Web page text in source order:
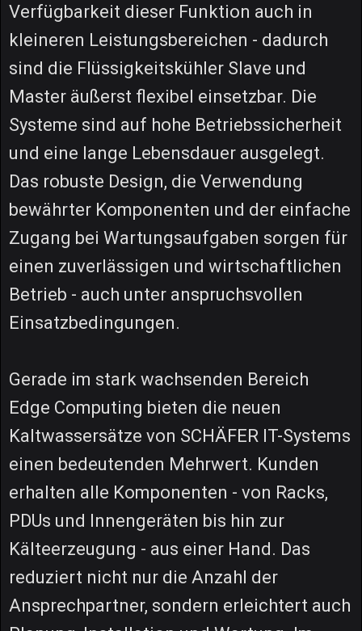
Verfügbarkeit dieser Funktion auch in
kleineren Leistungsbereichen - dadurch
sind die Flüssigkeitskühler Slave und
Master äußerst flexibel einsetzbar. Die
Systeme sind auf hohe Betriebssicherheit
und eine lange Lebensdauer ausgelegt.
Das robuste Design, die Verwendung
bewährter Komponenten und der einfache
Zugang bei Wartungsaufgaben sorgen für
einen zuverlässigen und wirtschaftlichen
Betrieb - auch unter anspruchsvollen
Einsatzbedingungen.
Gerade im stark wachsenden Bereich
Edge Computing bieten die neuen
Kaltwassersätze von SCHÄFER IT-Systems
einen bedeutenden Mehrwert. Kunden
erhalten alle Komponenten - von Racks,
PDUs und Innengeräten bis hin zur
Kälteerzeugung - aus einer Hand. Das
reduziert nicht nur die Anzahl der
Ansprechpartner, sondern erleichtert auch